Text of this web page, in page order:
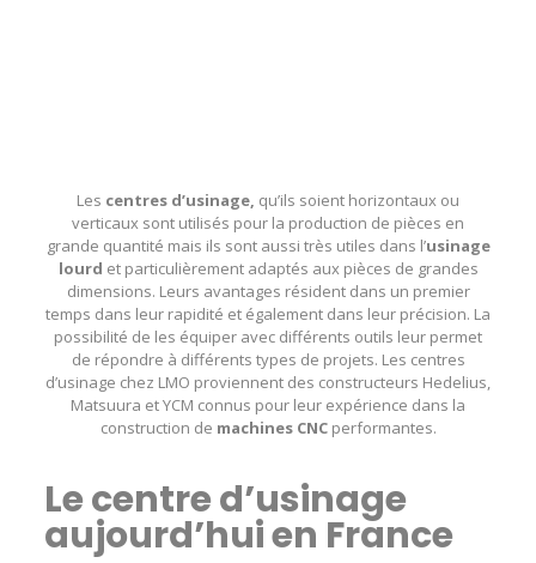
Les centres d’usinage, qu’ils soient horizontaux ou
verticaux sont utilisés pour la production de pièces en
grande quantité mais ils sont aussi très utiles dans l’usinage
lourd et particulièrement adaptés aux pièces de grandes
dimensions. Leurs avantages résident dans un premier
temps dans leur rapidité et également dans leur précision. La
possibilité de les équiper avec différents outils leur permet
de répondre à différents types de projets. Les centres
d’usinage chez LMO proviennent des constructeurs Hedelius,
Matsuura et YCM connus pour leur expérience dans la
construction de machines CNCperformantes.
Le centre d’usinage
aujourd’hui en France